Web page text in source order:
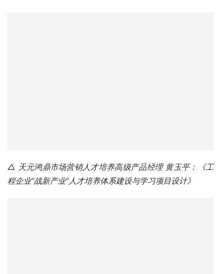
△ 天元鸿鼎市场营销人才培养高级产品经理 黄玉平：《工
程企业“战新产业”人才培养体系建设与学习项目设计》